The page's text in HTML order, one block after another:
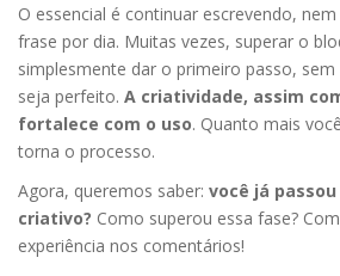
O essencial é continuar escrevendo,
frase por dia. Muitas vezes, superar o
simplesmente dar o primeiro passo, sem
seja perfeito. A criatividade, assim
fortalece com o uso. Quanto mais
torna o processo.
Agora, queremos saber: você já
criativo? Como superou essa fase?
experiência nos comentários!